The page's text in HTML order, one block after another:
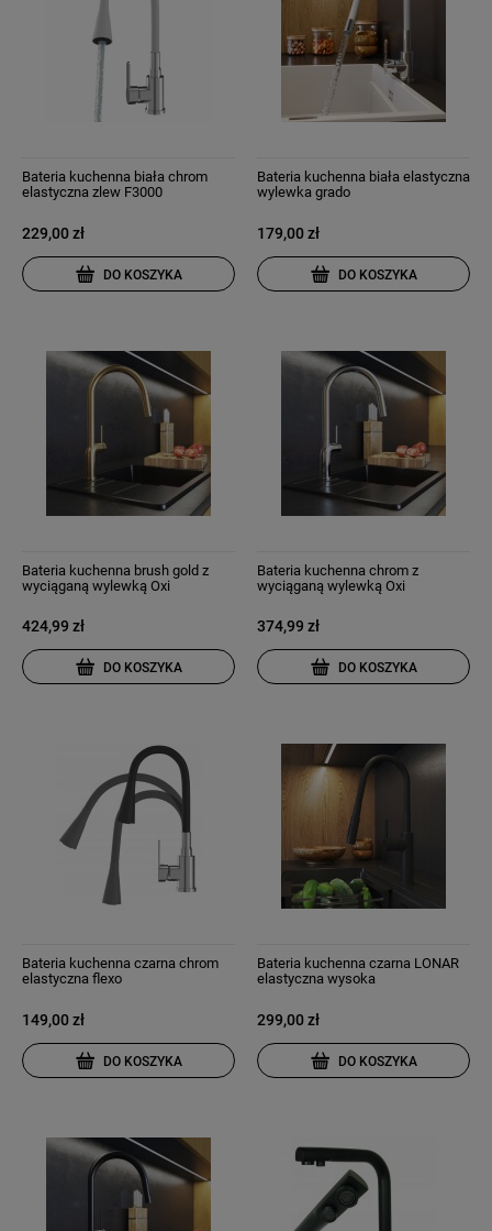
Bateria kuchenna biała chrom
elastyczna zlew F3000
229,00 zł
DO KOSZYKA
Bateria kuchenna biała elastyczna
wylewka grado
179,00 zł
DO KOSZYKA
Bateria kuchenna brush gold z
wyciąganą wylewką Oxi
424,99 zł
DO KOSZYKA
Bateria kuchenna chrom z
wyciąganą wylewką Oxi
374,99 zł
DO KOSZYKA
Bateria kuchenna czarna chrom
elastyczna flexo
149,00 zł
DO KOSZYKA
Bateria kuchenna czarna LONAR
elastyczna wysoka
299,00 zł
DO KOSZYKA